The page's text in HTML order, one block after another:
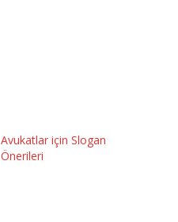
Avukatlar için Slogan
Önerileri